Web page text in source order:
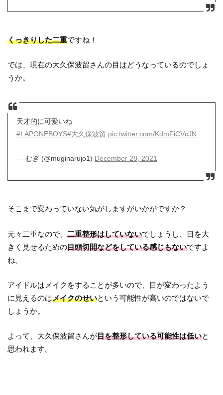
くっきりした二重ですね！
では、現在の大久保波留さんの目はどうなっているのでしょ
うか。
天才的に可愛いね
#LAPONEBOYS#大久保波留 pic.twitter.com/KdmFiCVcJN
— むぎ (@muginarujo1) December 28, 2021
そこまで変わっていない気がしますがいかがですか？
元々二重なので、二重整形はしていないでしょうし、目を大
きく見せるための目頭切開などをしている感じもないですよ
ね。
アイドルはメイクをすることが多いので、目が変わったよう
に見えるのはメイクのせいという可能性が高いのではないで
しょうか。
よって、大久保波留さんが目を整形している可能性は低いと
思われます。